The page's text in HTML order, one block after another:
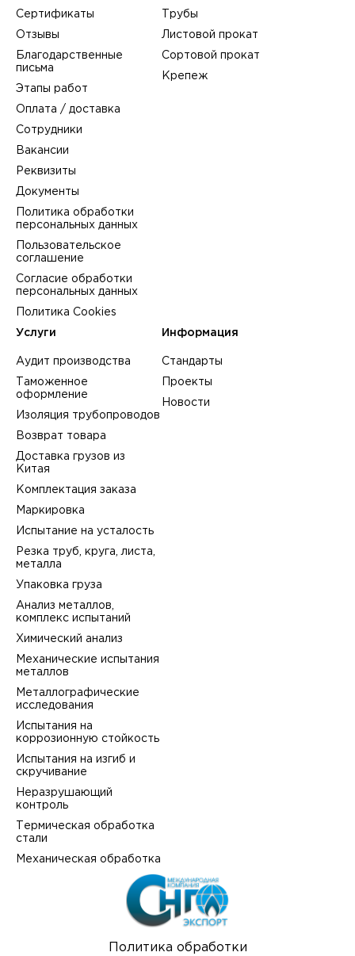
Политика обработки
Сертификаты
Отзывы
Благодарственные
письма
Этапы работ
Оплата / доставка
Сотрудники
Вакансии
Реквизиты
Документы
Политика обработки
персональных данных
Пользовательское
соглашение
Согласие обработки
персональных данных
Политика Cookies
Трубы
Листовой прокат
Сортовой прокат
Крепеж
Услуги
Аудит производства
Таможенное
оформление
Изоляция трубопроводов
Возврат товара
Доставка грузов из
Китая
Комплектация заказа
Маркировка
Испытание на усталость
Резка труб, круга, листа,
металла
Упаковка груза
Анализ металлов,
комплекс испытаний
Химический анализ
Механические испытания
металлов
Металлографические
исследования
Испытания на
коррозионную стойкость
Испытания на изгиб и
скручивание
Неразрушающий
контроль
Термическая обработка
стали
Механическая обработка
Информация
Стандарты
Проекты
Новости